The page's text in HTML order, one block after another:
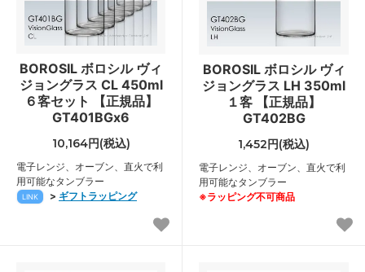
BOROSIL ボロシル ヴィ
ジョングラス CL 450ml
６客セット 【正規品】
GT401BGx6
10,164円(税込)
電子レンジ、オーブン、直火で利
用可能なタンブラー
LINK > ギフトラッピング
BOROSIL ボロシル ヴィ
ジョングラス LH 350ml
１客 【正規品】
GT402BG
1,452円(税込)
電子レンジ、オーブン、直火で利
用可能なタンブラー
※ラッピング不可商品